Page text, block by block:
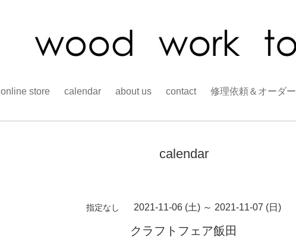
online store calendar about us contact 修理依頼＆オーダー
calendar
指定なし 2021-11-06 (土) ～ 2021-11-07 (日)
クラフトフェア飯田